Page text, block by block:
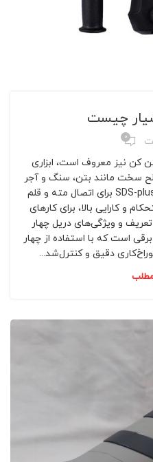
چیست
0
کن نیز معروف است، ابزاری
سخت مانند بتن، سنگ و آجر
است. این نوع دریل از سیستم SDS-plus برای اتصال مته و قلم
و کارایی بالا، برای کارهای
و ویژگی‌های دریل چهار
است که با استفاده از چهار
دقیق و کنترل‌شد...
مطلب